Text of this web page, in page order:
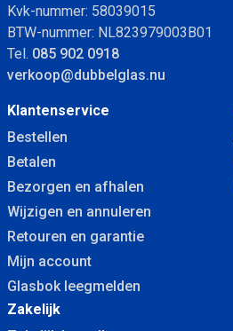
Kvk-nummer: 58039015
BTW-nummer: NL823979003B01
Tel. 085 902 0918
verkoop@dubbelglas.nu
Klantenservice
Bestellen
Betalen
Bezorgen en afhalen
Wijzigen en annuleren
Retouren en garantie
Mijn account
Glasbok leegmelden
Zakelijk